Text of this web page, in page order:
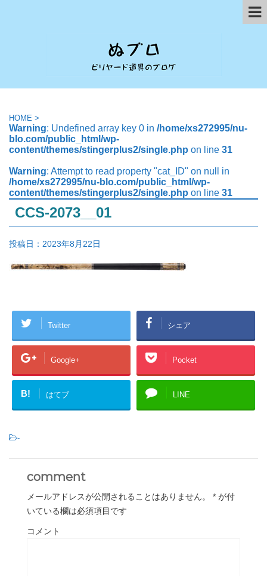
HOME >
Warning: Undefined array key 0 in /home/xs272995/nu-
blo.com/public_html/wp-
content/themes/stingerplus2/single.php on line 31
Warning: Attempt to read property "cat_ID" on null in
/home/xs272995/nu-blo.com/public_html/wp-
content/themes/stingerplus2/single.php on line 31
CCS-2073__01
投稿日： 2023年8月22日
Twitter シェア
Google+ Pocket
B! はてブ LINE
-
comment
メールアドレスが公開されることはありません。 * が付
いている欄は必須項目です
コメント